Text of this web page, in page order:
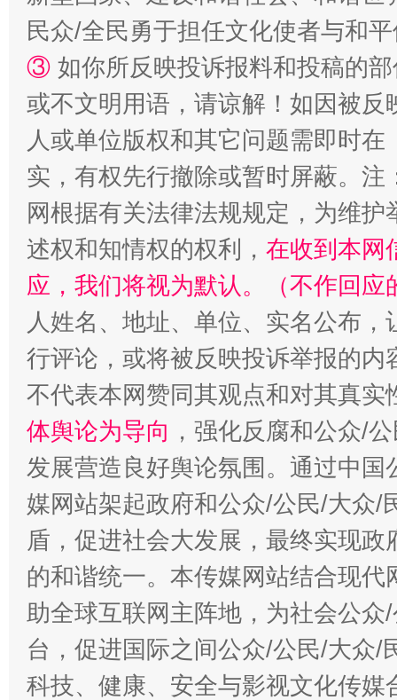
“蜀中异人”王建安的艺术幻境
民众/全民勇于担任文化使者与和
③ 如你所反映投诉报料和投稿的
或不文明用语，请谅解！如因被
人或单位版权和其它问题需即时在
实，有权先行撤除或暂时屏蔽。
网根据有关法律法规规定，为维
述权和知情权的权利， 在收到本网
应，我们将视为默认。（不作回应
人姓名、地址、单位、实名公布
行评论，或将被反映投诉举报的
不代表本网赞同其观点和对其真实
体舆论为导向 ，强化反腐和公众/
发展营造良好舆论氛围。通过中
媒网站架起政府和公众/公民/大众/
盾，促进社会大发展，最终实现
的和谐统一。本传媒网站结合现
助全球互联网主阵地，为社会公
台，促进国际之间公众/公民/大众/
科技、健康、安全与影视文化传